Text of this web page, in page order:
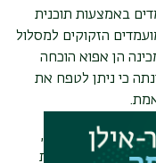
באמצעות תוכנית
הזקוקים למסלול
הן אפוא הוכחה
כי ניתן לטפח את
את הסטודנטים בידע,
כדי לשגשג במסגרת